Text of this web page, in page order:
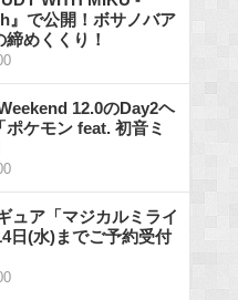
』で公開！ボサノバア
めくくり！
12.0のDay2ヘ
ポケモン feat. 初音ミ
ュア「マジカルミライ
日(水)までご予約受付